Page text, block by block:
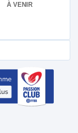
À VENIR